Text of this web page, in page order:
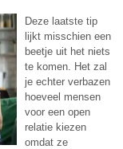
Deze laatste tip
lijkt misschien een
beetje uit het niets
te komen. Het zal
je echter verbazen
hoeveel mensen
voor een open
relatie kiezen
omdat ze